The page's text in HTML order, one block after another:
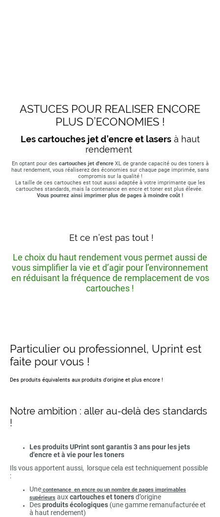
ASTUCES POUR REALISER ENCORE
PLUS D’ECONOMIES !
Les cartouches jet d’encre et lasersà haut
rendement
En optant pour des cartouches jet d'encreXL de grande capacité ou des toners à
haut rendement, vous réaliserez des économies sur chaque page imprimée, sans
compromis sur la qualité !
La taille de ces cartouches est tout aussi adaptée à votre imprimante que les
cartouches standards, mais la contenance en encre et toner est plus élevée.
Vous pourrez ainsi imprimer plus de pages à moindre coût !
Et ce n’est pas tout !
Le choix du haut rendement vous permet aussi de
vous simplifier la vie et d’agir pour l’environnement
en réduisant la fréquence de remplacement de vos
cartouches !
Particulier ou professionnel, Uprint est
faite pour vous !
Des produits équivalents aux produits d'origine et plus encore !
Notre ambition : aller au-delà des standards
!
Les produits UPrint sont garantis 3 ans pour les jets
d'encre et à vie pour les toners
Ils vous apportent aussi, lorsque cela est techniquement possible
:
Une contenance en encre ou un nombre de pages imprimables
supérieurs auxcartouches et tonersd’origine
Desproduits écologiques (une gamme remanufacturée et
à haut rendement)